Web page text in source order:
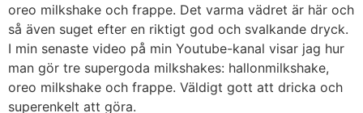
oreo milkshake och frappe. Det varma vädret är här och
så även suget efter en riktigt god och svalkande dryck.
I min senaste video på min Youtube-kanal visar jag hur
man gör tre supergoda milkshakes: hallonmilkshake,
oreo milkshake och frappe. Väldigt gott att dricka och
superenkelt att göra.